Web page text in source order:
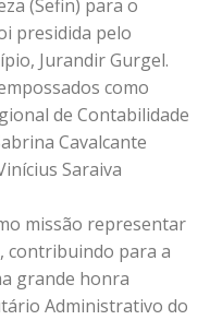
(Sefin) para o
presidida pelo
Jurandir Gurgel.
como
de Contabilidade
Cavalcante
Saraiva
missão representar
contribuindo para a
grande honra
Administrativo do